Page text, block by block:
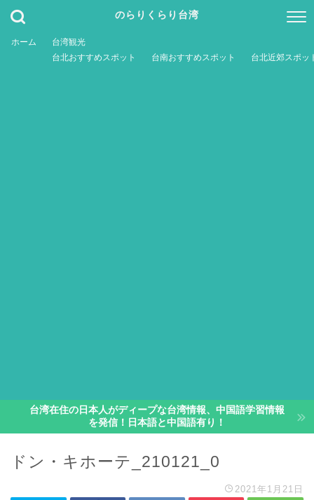
のらりくらり台湾
ホーム
台湾観光
台北おすすめスポット
台南おすすめスポット 台北近郊スポッ
台湾在住の日本人がディープな台湾情報、中国語学習情報
を発信！日本語と中国語有り！
ドン・キホーテ_210121_0
2021年1月21日